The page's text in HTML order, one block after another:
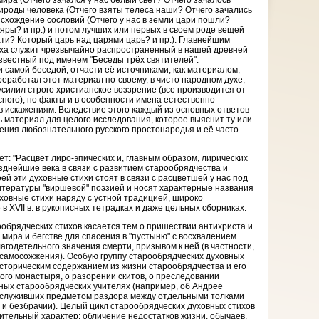
человека (Отчего взяты телеса наши? Отчего зачались
сословий (Отчего у нас в земли цари пошли?
и пр.) и потом лучших или первых в своем роде вещей
Который царь над царями царь? и пр.). Главнейшим
служит чрезвычайно распространенный в нашей древней
под именем "Беседы трёх святителей".
самой беседой, отчасти её источниками, как материалом,
этот материал по-своему, в чисто народном духе,
строго христианское воззрение (все производится от
но факты и в особенности имена естественно
искажениям. Вследствие этого каждый из основных ответов
для целого исследования, которое выяснит ту или
любознательного русского простонародья и её часто
"Расцвет лиро-эпических и, главным образом, лирических
века в связи с развитием старообрядчества и
эти духовные стихи стоят в связи с расцветшей у нас под
"виршевой" поэзией и носят характерные названия
стихи наряду с устной традицией, широко
XVII в. в рукописных тетрадках и даже цельных сборниках.
стихов касается тем о пришествии антихриста и
и бегстве для спасения в "пустыню" с восхвалением
значения смерти, призывом к ней (в частности,
Особую группу старообрядческих духовных
содержанием из жизни старообрядчества и его
монастыря, о разорении скитов, о преследовании
старообрядческих учителях (например, об Андрее
предметом раздора между отдельными толками
безбрачии). Целый цикл старообрядческих духовных стихов
характер: обличение недостатков жизни, обычаев,